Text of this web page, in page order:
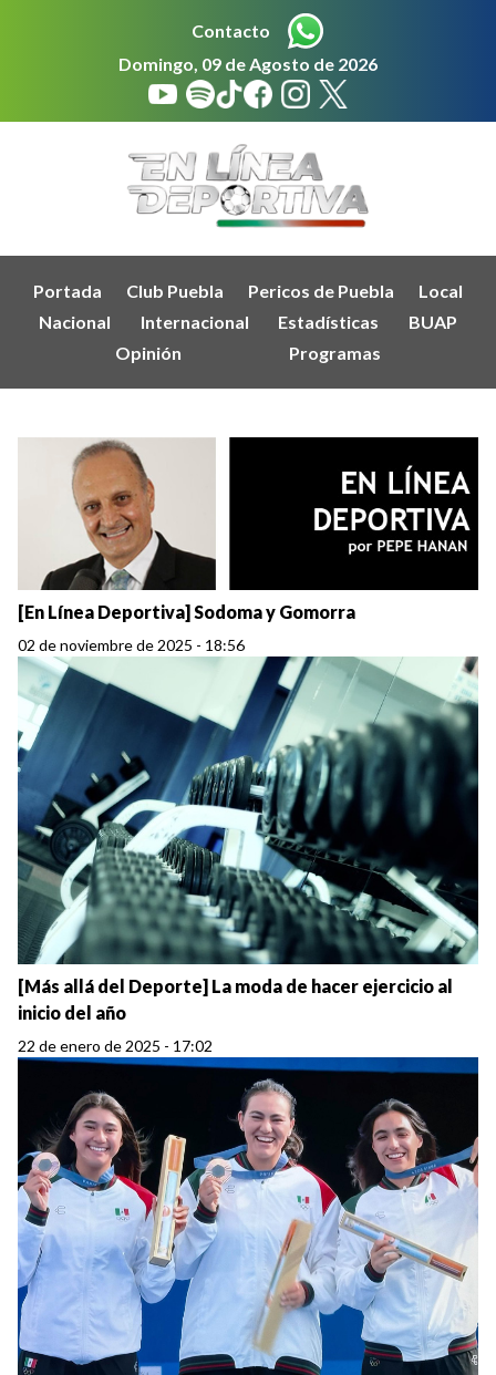
Contacto
Domingo, 09 de Agosto de 2026
Portada Club Puebla Pericos de Puebla
Local
Nacional
Internacional Estadísticas
BUAP
Opinión
Programas
[En Línea Deportiva] Sodoma y Gomorra
02 de noviembre de 2025 - 18:56
[Más allá del Deporte] La moda de hacer ejercicio al
inicio del año
22 de enero de 2025 - 17:02